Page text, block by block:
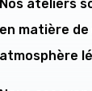
Nos ateliers
en matière
atmosphère